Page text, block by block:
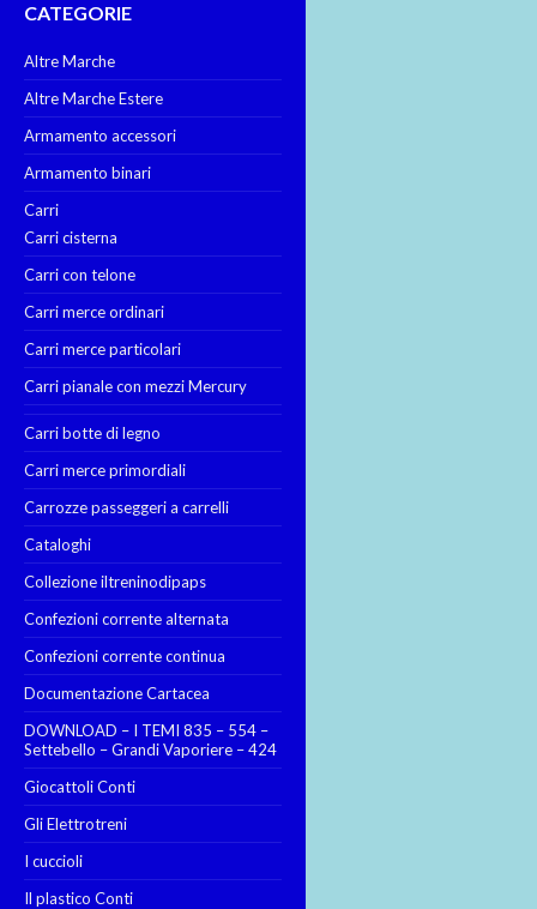
CATEGORIE
Altre Marche
Altre Marche Estere
Armamento accessori
Armamento binari
Carri
Carri cisterna
Carri con telone
Carri merce ordinari
Carri merce particolari
Carri pianale con mezzi Mercury
Carri botte di legno
Carri merce primordiali
Carrozze passeggeri a carrelli
Cataloghi
Collezione iltreninodipaps
Confezioni corrente alternata
Confezioni corrente continua
Documentazione Cartacea
DOWNLOAD – I TEMI 835 – 554 –
Settebello – Grandi Vaporiere – 424
Giocattoli Conti
Gli Elettrotreni
I cuccioli
Il plastico Conti